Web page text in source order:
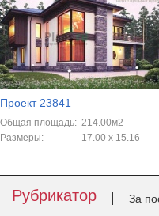
Проект 23841
Общая площадь: 214.00м2
Размеры:
17.00 x 15.16
Рубрикатор За